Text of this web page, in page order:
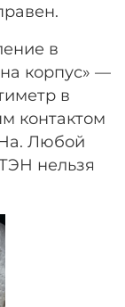
в
корпус» —
в
контактом
Любой
нельзя